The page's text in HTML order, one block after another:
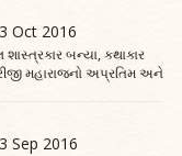
Oct 2016
શાસ્ત્રકાર બન્યા, કથાકાર
મહારાજનો અપ્રતિમ અને
Sep 2016